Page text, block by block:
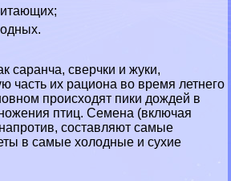
саранча, сверчки и жуки,
часть их рациона во время летнего
происходят пики дождей в
птиц. Семена (включая
составляют самые
в самые холодные и сухие